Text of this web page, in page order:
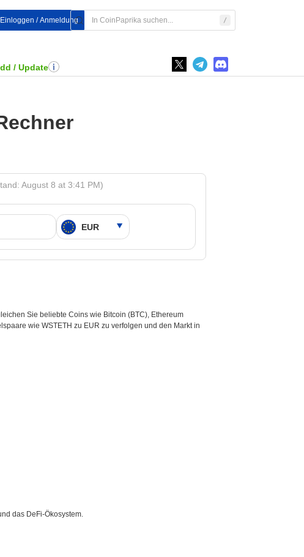
Einloggen / Anmeldung
/ Update
August 8 at 3:41 PM)
Sie beliebte Coins wie Bitcoin (BTC), Ethereum
wie WSTETH zu EUR zu verfolgen und den Markt in
das DeFi-Ökosystem.